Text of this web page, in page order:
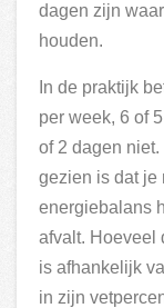
dagen zijn
houden.
In de praktijk
per week, 6 of
of 2 dagen
gezien is dat je
energiebalans
afvalt. Hoeveel
is afhankelijk
in zijn